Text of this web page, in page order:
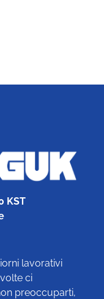
KST
lavorativi
ci
preoccuparti,